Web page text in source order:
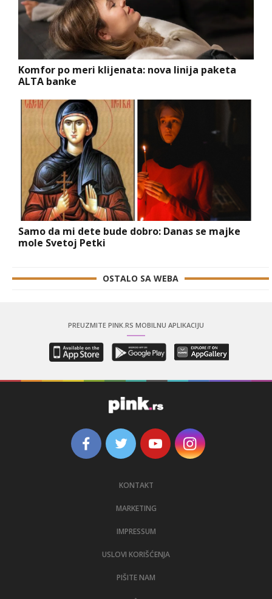
Komfor po meri klijenata: nova linija paketa
ALTA banke
Samo da mi dete bude dobro: Danas se majke
mole Svetoj Petki
OSTALO SA WEBA
PREUZMITE PINK.RS MOBILNU APLIKACIJU
KONTAKT
MARKETING
IMPRESSUM
USLOVI KORIŠĆENJA
PIŠITE NAM